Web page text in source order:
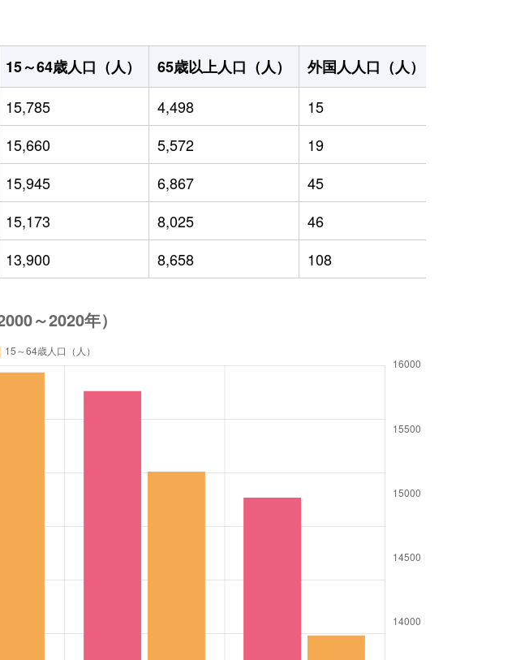
15～64歳人口（人） 65歳以上人口（人） 外国人人口（人）
15,785 4,498 15
15,660 5,572 19
15,945 6,867 45
15,173 8,025 46
13,900 8,658 108